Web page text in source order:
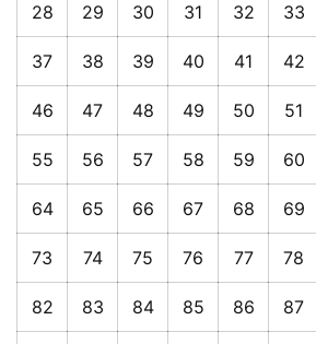
28 29 30 31 32 33
37 38 39 40 41 42
46 47 48 49 50 51
55 56 57 58 59 60
64 65 66 67 68 69
73 74 75 76 77 78
82 83 84 85 86 87